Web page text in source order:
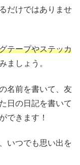
だけではありませ
テープやステッカ
ましょう。
名前を書いて、友
日の日記を書いて
できます！
いつでも思い出を